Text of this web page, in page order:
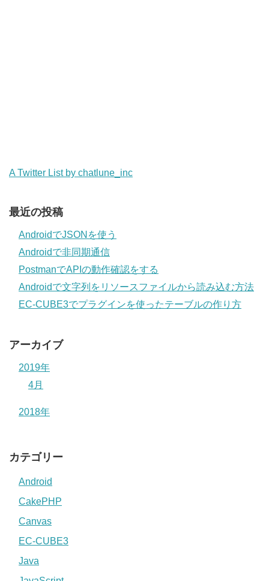
A Twitter List by chatlune_inc
最近の投稿
AndroidでJSONを使う
Androidで非同期通信
PostmanでAPIの動作確認をする
Androidで文字列をリソースファイルから読み込む方法
EC-CUBE3でプラグインを使ったテーブルの作り方
アーカイブ
2019年
4月
2018年
カテゴリー
Android
CakePHP
Canvas
EC-CUBE3
Java